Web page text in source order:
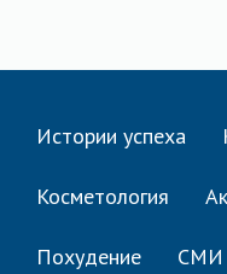
Истории успеха
Косметология
Похудение
СМИ